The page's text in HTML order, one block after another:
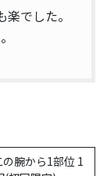
でした。
腕から1部位 1